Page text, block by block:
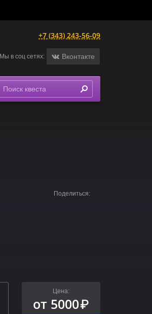
+7 (343) 243-56-09
Мы в соц сетях: Вконтакте
Поделиться:
Цена:
от 5000₽